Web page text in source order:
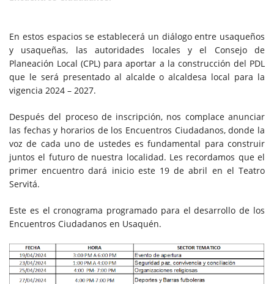
En estos espacios se establecerá un diálogo entre usaqueños
y usaqueñas, las autoridades locales y el Consejo de
Planeación Local (CPL) para aportar a la construcción del PDL
que le será presentado al alcalde o alcaldesa local para la
vigencia 2024 – 2027.
Después del proceso de inscripción, nos complace anunciar
las fechas y horarios de los Encuentros Ciudadanos, donde la
voz de cada uno de ustedes es fundamental para construir
juntos el futuro de nuestra localidad. Les recordamos que el
primer encuentro dará inicio este 19 de abril en el Teatro
Servitá.
Este es el cronograma programado para el desarrollo de los
Encuentros Ciudadanos en Usaquén.